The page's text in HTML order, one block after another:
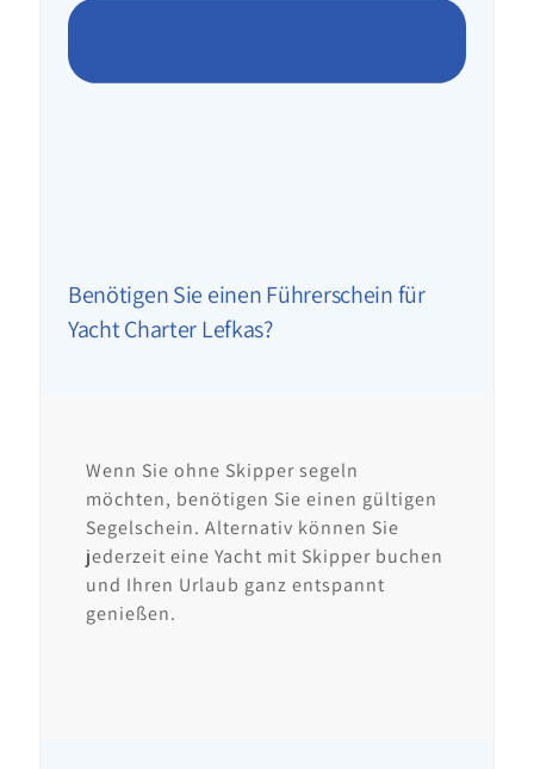
Benötigen Sie einen Führerschein für
Yacht Charter Lefkas?
Wenn Sie ohne Skipper segeln
möchten, benötigen Sie einen gültigen
Segelschein. Alternativ können Sie
jederzeit eine Yacht mit Skipper buchen
und Ihren Urlaub ganz entspannt
genießen.